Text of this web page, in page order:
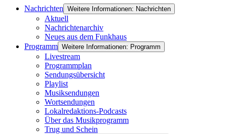
Nachrichten Weitere Informationen: Nachrichten
Aktuell
Nachrichtenarchiv
Neues aus dem Funkhaus
Programm Weitere Informationen: Programm
Livestream
Programmplan
Sendungsübersicht
Playlist
Musiksendungen
Wortsendungen
Lokalredaktions-Podcasts
Über das Musikprogramm
Trug und Schein